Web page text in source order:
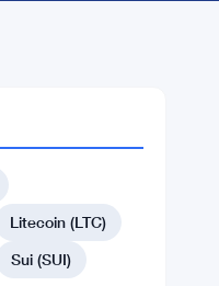
Litecoin (LTC)
Sui (SUI)